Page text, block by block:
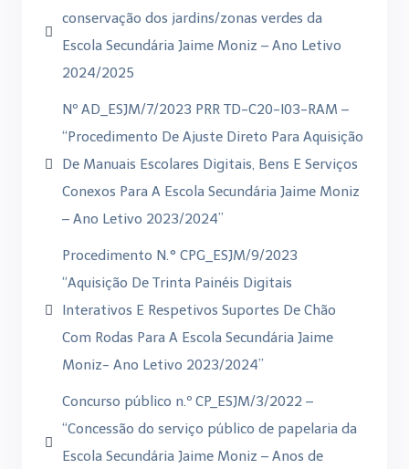
conservação dos jardins/zonas verdes da
Escola Secundária Jaime Moniz – Ano Letivo
2024/2025
Nº AD_ESJM/7/2023 PRR TD-C20-I03-RAM –
“Procedimento De Ajuste Direto Para Aquisição
De Manuais Escolares Digitais, Bens E Serviços
Conexos Para A Escola Secundária Jaime Moniz
– Ano Letivo 2023/2024”
Procedimento N.° CPG_ESJM/9/2023
“Aquisição De Trinta Painéis Digitais
Interativos E Respetivos Suportes De Chão
Com Rodas Para A Escola Secundária Jaime
Moniz- Ano Letivo 2023/2024”
Concurso público n.º CP_ESJM/3/2022 –
“Concessão do serviço público de papelaria da
Escola Secundária Jaime Moniz – Anos de